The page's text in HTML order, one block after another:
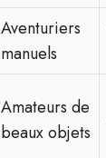
Aventuriers
manuels
Amateurs de
beaux objets